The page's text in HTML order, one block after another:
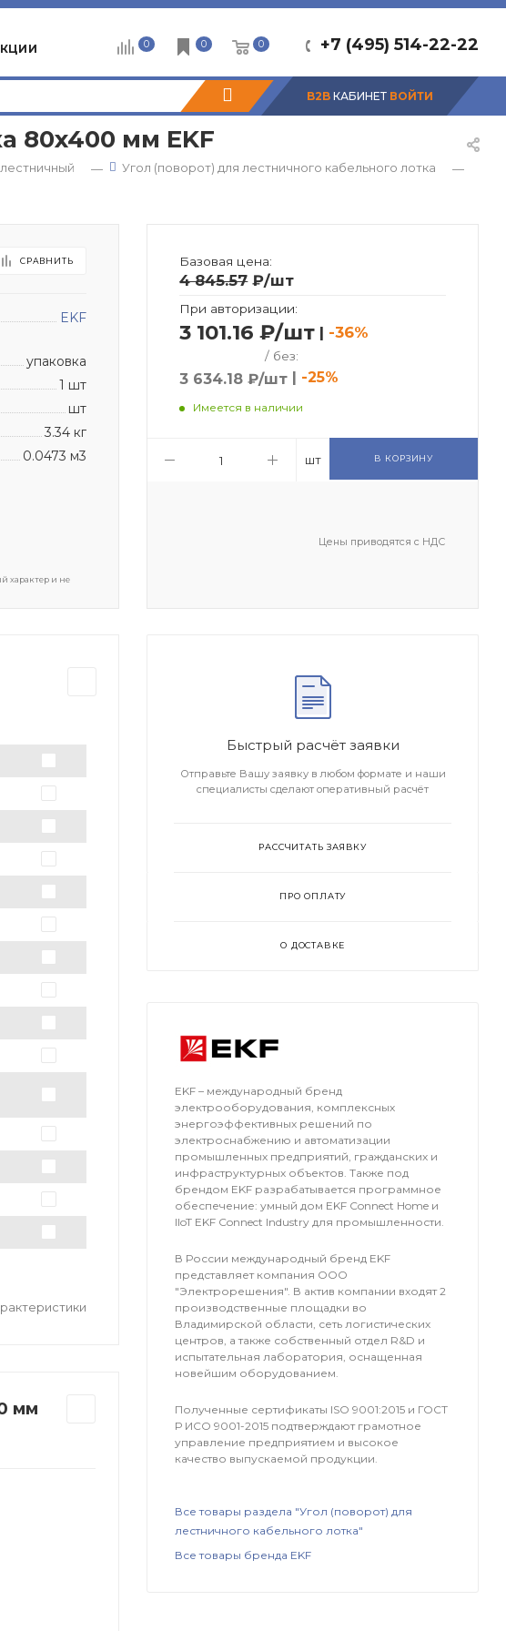
+7 (495) 514-22-22
0 0 0
B2B КАБИНЕТ ВОЙТИ
80x400 мм EKF
— Угол (поворот) для лестничного кабельного лотка
—
СРАВНИТЬ
EKF
упаковка
1 шт
шт
3.34 кг
0.0473 м3
характер и не
Базовая цена:
4 845.57₽/шт
При авторизации:
3 101.16 ₽/шт | -36%
/ без:
3 634.18 ₽/шт | -25%
Имеется в наличии
шт В КОРЗИНУ
Цены приводятся с НДС
мм
Быстрый расчёт заявки
Отправьте Вашу заявку в любом формате и наши
специалисты сделают оперативный расчёт
РАССЧИТАТЬ ЗАЯВКУ
ПРО ОПЛАТУ
О ДОСТАВКЕ
EKF – международный бренд
электрооборудования, комплексных
энергоэффективных решений по
электроснабжению и автоматизации
промышленных предприятий, гражданских и
инфраструктурных объектов. Также под
брендом EKF разрабатывается программное
обеспечение: умный дом EKF Connect Home и
IIoT EKF Connect Industry для промышленности.
В России международный бренд EKF
представляет компания OOO
"Электрорешения". В актив компании входят 2
производственные площадки во
Владимирской области, сеть логистических
центров, а также собственный отдел R&D и
испытательная лаборатория, оснащенная
новейшим оборудованием.
Полученные сертификаты ISO 9001:2015 и ГОСТ
Р ИСО 9001-2015 подтверждают грамотное
управление предприятием и высокое
качество выпускаемой продукции.
Все товары раздела "Угол (поворот) для
лестничного кабельного лотка"
Все товары бренда EKF